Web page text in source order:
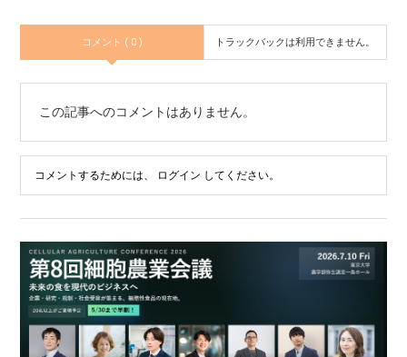
コメント ( 0 ) トラックバックは利用できません。
この記事へのコメントはありません。
コメントするためには、 ログイン してください。